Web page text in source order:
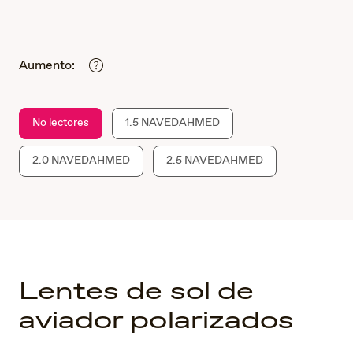
Aumento:
No lectores 1.5 NAVEDAHMED
2.0 NAVEDAHMED 2.5 NAVEDAHMED
Lentes de sol de
aviador polarizados